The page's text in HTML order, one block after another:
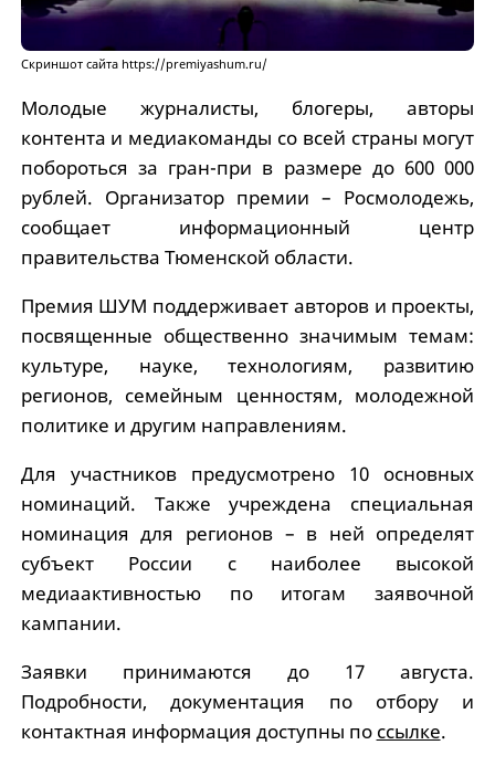
Скриншот сайта https://premiyashum.ru/
Молодые журналисты, блогеры, авторы
контента и медиакоманды со всей страны могут
побороться за гран-при в размере до 600 000
рублей. Организатор премии – Росмолодежь,
сообщает информационный центр
правительства Тюменской области.
Премия ШУМ поддерживает авторов и проекты,
посвященные общественно значимым темам:
культуре, науке, технологиям, развитию
регионов, семейным ценностям, молодежной
политике и другим направлениям.
Для участников предусмотрено 10 основных
номинаций. Также учреждена специальная
номинация для регионов – в ней определят
субъект России с наиболее высокой
медиаактивностью по итогам заявочной
кампании.
Заявки принимаются до 17 августа.
Подробности, документация по отбору и
контактная информация доступны по ссылке.